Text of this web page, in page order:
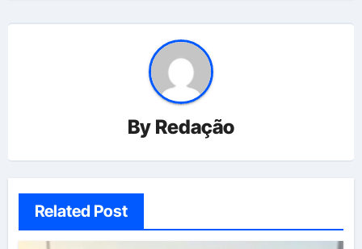
By Redação
Related Post